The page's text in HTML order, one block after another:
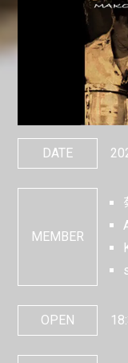
DATE
MEMBER
OPEN